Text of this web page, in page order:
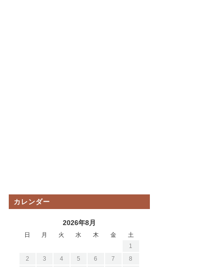
カレンダー
2026年8月
日 月 火 水 木 金
土
1
2
3 4 5 6 7
8